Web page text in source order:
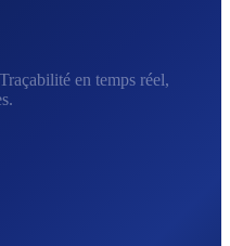
en temps réel,